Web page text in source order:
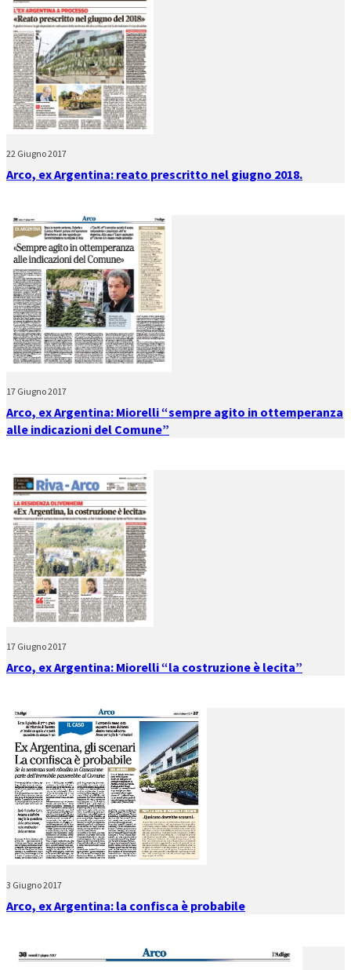
22 Giugno 2017
Arco, ex Argentina: reato prescritto nel giugno 2018.
17 Giugno 2017
Arco, ex Argentina: Miorelli “sempre agito in ottemperanza
alle indicazioni del Comune”
17 Giugno 2017
Arco, ex Argentina: Miorelli “la costruzione è lecita”
3 Giugno 2017
Arco, ex Argentina: la confisca è probabile